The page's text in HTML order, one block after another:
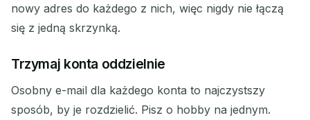
nowy adres do każdego z nich, więc nigdy nie łączą
się z jedną skrzynką.
Trzymaj konta oddzielnie
Osobny e-mail dla każdego konta to najczystszy
sposób, by je rozdzielić. Pisz o hobby na jednym.